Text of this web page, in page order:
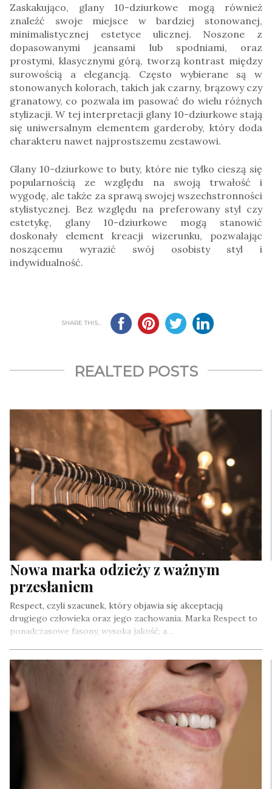
Zaskakująco, glany 10-dziurkowe mogą również
znaleźć swoje miejsce w bardziej stonowanej,
minimalistycznej estetyce ulicznej. Noszone z
dopasowanymi jeansami lub spodniami, oraz
prostymi, klasycznymi górą, tworzą kontrast między
surowością a elegancją. Często wybierane są w
stonowanych kolorach, takich jak czarny, brązowy czy
granatowy, co pozwala im pasować do wielu różnych
stylizacji. W tej interpretacji glany 10-dziurkowe stają
się uniwersalnym elementem garderoby, który doda
charakteru nawet najprostszemu zestawowi.
Glany 10-dziurkowe to buty, które nie tylko cieszą się
popularnością ze względu na swoją trwałość i
wygodę, ale także za sprawą swojej wszechstronności
stylistycznej. Bez względu na preferowany styl czy
estetykę, glany 10-dziurkowe mogą stanowić
doskonały element kreacji wizerunku, pozwalając
noszącemu wyrazić swój osobisty styl i
indywidualność.
SHARE THIS...
REALTED POSTS
Nowa marka odzieży z ważnym
przesłaniem
Respect, czyli szacunek, który objawia się akceptacją
drugiego człowieka oraz jego zachowania. Marka Respect to
ponadczasowe fasony, wysoka jakość, a…